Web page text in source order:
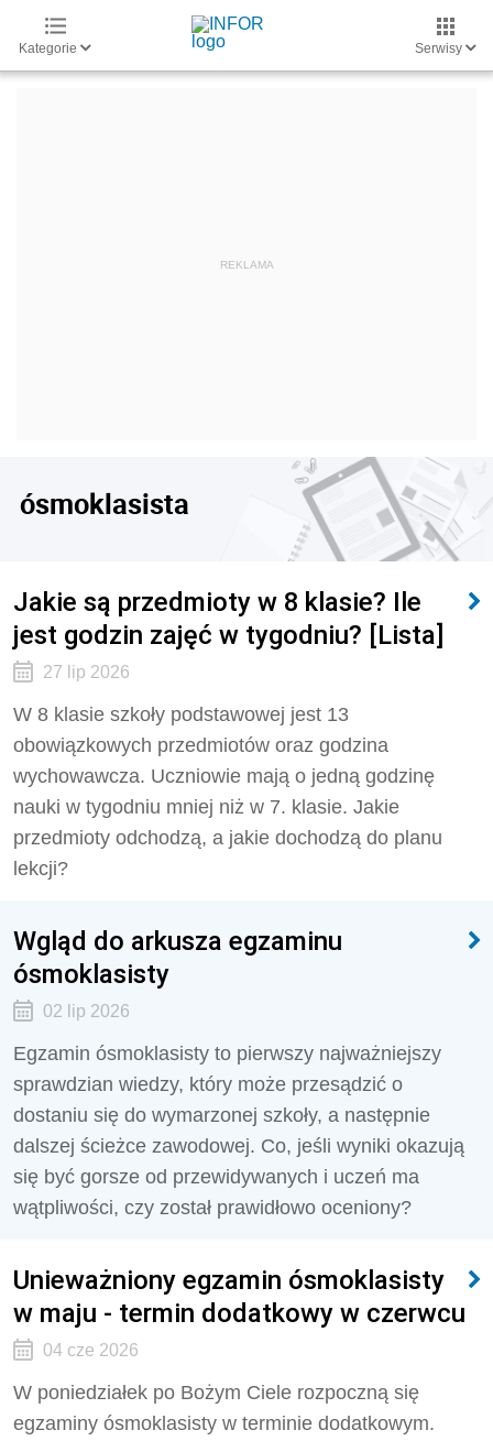
Kategorie Serwisy
ósmoklasista
Jakie są przedmioty w 8 klasie? Ile
jest godzin zajęć w tygodniu? [Lista]
27 lip 2026
W 8 klasie szkoły podstawowej jest 13
obowiązkowych przedmiotów oraz godzina
wychowawcza. Uczniowie mają o jedną godzinę
nauki w tygodniu mniej niż w 7. klasie. Jakie
przedmioty odchodzą, a jakie dochodzą do planu
lekcji?
Wgląd do arkusza egzaminu
ósmoklasisty
02 lip 2026
Egzamin ósmoklasisty to pierwszy najważniejszy
sprawdzian wiedzy, który może przesądzić o
dostaniu się do wymarzonej szkoły, a następnie
dalszej ścieżce zawodowej. Co, jeśli wyniki okazują
się być gorsze od przewidywanych i uczeń ma
wątpliwości, czy został prawidłowo oceniony?
Unieważniony egzamin ósmoklasisty
w maju - termin dodatkowy w czerwcu
04 cze 2026
W poniedziałek po Bożym Ciele rozpoczną się
egzaminy ósmoklasisty w terminie dodatkowym.